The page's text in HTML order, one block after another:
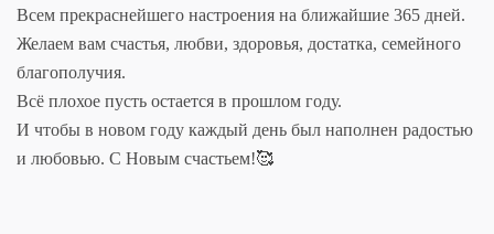
Всем прекраснейшего настроения на ближайшие 365 дней.
Желаем вам счастья, любви, здоровья, достатка, семейного
благополучия.
Всё плохое пусть остается в прошлом году.
И чтобы в новом году каждый день был наполнен радостью
и любовью. С Новым счастьем!🥰